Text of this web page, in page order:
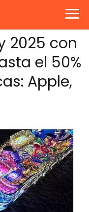
2025 con
el 50%
Apple,